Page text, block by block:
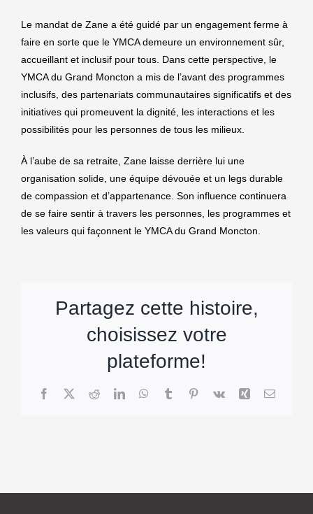
Le mandat de Zane a été guidé par un engagement ferme à
faire en sorte que le YMCA demeure un environnement sûr,
accueillant et inclusif pour tous. Dans cette perspective, le
YMCA du Grand Moncton a mis de l’avant des programmes
inclusifs, des partenariats communautaires significatifs et des
initiatives qui promeuvent la dignité, les interactions et les
possibilités pour les personnes de tous les milieux.
À l’aube de sa retraite, Zane laisse derrière lui une
organisation solide, une équipe dévouée et un legs durable
de compassion et d’appartenance. Son influence continuera
de se faire sentir à travers les personnes, les programmes et
les valeurs qui façonnent le YMCA du Grand Moncton.
Partagez cette histoire,
choisissez votre
plateforme!
Facebook
X RedditLinkedInWhatsApp
TumblrPinterest
Vk Xing Email